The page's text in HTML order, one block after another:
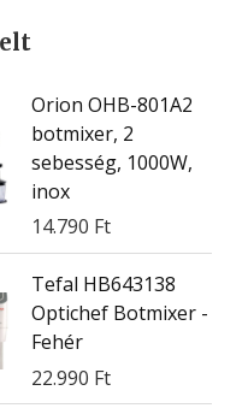
Orion OHB-801A2
botmixer, 2
sebesség, 1000W,
inox
14.790 Ft
Tefal HB643138
Optichef Botmixer -
Fehér
22.990 Ft